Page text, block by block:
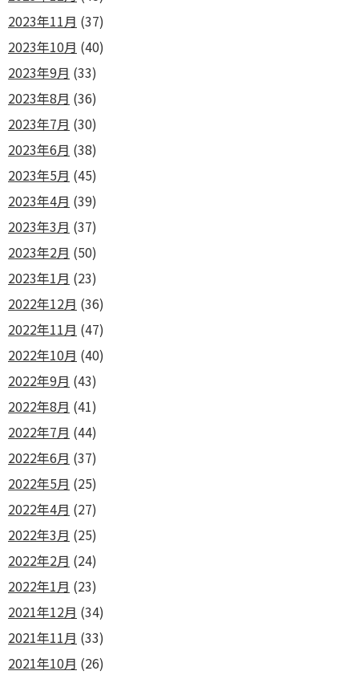
2023年11月 (37)
2023年10月 (40)
2023年9月 (33)
2023年8月 (36)
2023年7月 (30)
2023年6月 (38)
2023年5月 (45)
2023年4月 (39)
2023年3月 (37)
2023年2月 (50)
2023年1月 (23)
2022年12月 (36)
2022年11月 (47)
2022年10月 (40)
2022年9月 (43)
2022年8月 (41)
2022年7月 (44)
2022年6月 (37)
2022年5月 (25)
2022年4月 (27)
2022年3月 (25)
2022年2月 (24)
2022年1月 (23)
2021年12月 (34)
2021年11月 (33)
2021年10月 (26)